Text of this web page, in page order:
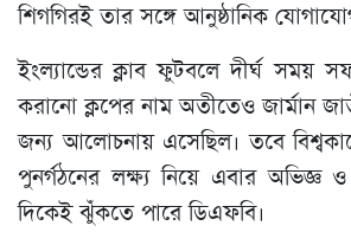
শিগগিরই তার সঙ্গে আনুষ্ঠানিক
ইংল্যান্ডের ক্লাব ফুটবলে দীর্ঘ সময়
করানো ক্লপের নাম অতীতেও জার্মান
জন্য আলোচনায় এসেছিল। তবে
পুনর্গঠনের লক্ষ্য নিয়ে এবার
দিকেই ঝুঁকতে পারে ডিএফবি।